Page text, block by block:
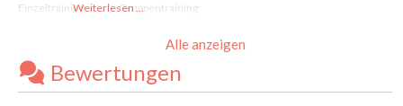
Einzeltraining Gruppentraining
Verhaltenstherapie Distanzkontrolle
Antijagdtraining Nasenarbeit
Apportieren Clickertraining
Weiterlesen …
Alle anzeigen
Bewertungen